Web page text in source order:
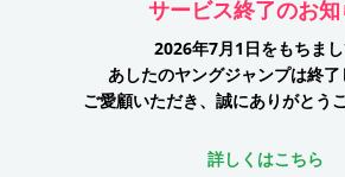
サービス終了のお
2026年7月1日をもちまし
あしたのヤングジャンプは終了
ご愛顧いただき、誠にありがとう
詳しくはこちら